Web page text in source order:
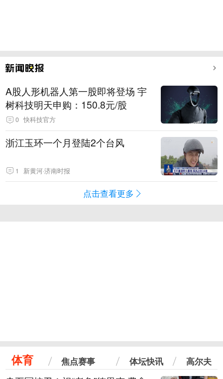
A股人形机器人第一股即将登场 宇
树科技明天申购：150.8元/股
0 快科技官方
浙江玉环一个月登陆2个台风
1 新黄河·济南时报
点击查看更多
体育 焦点赛事 体坛快讯 高尔夫